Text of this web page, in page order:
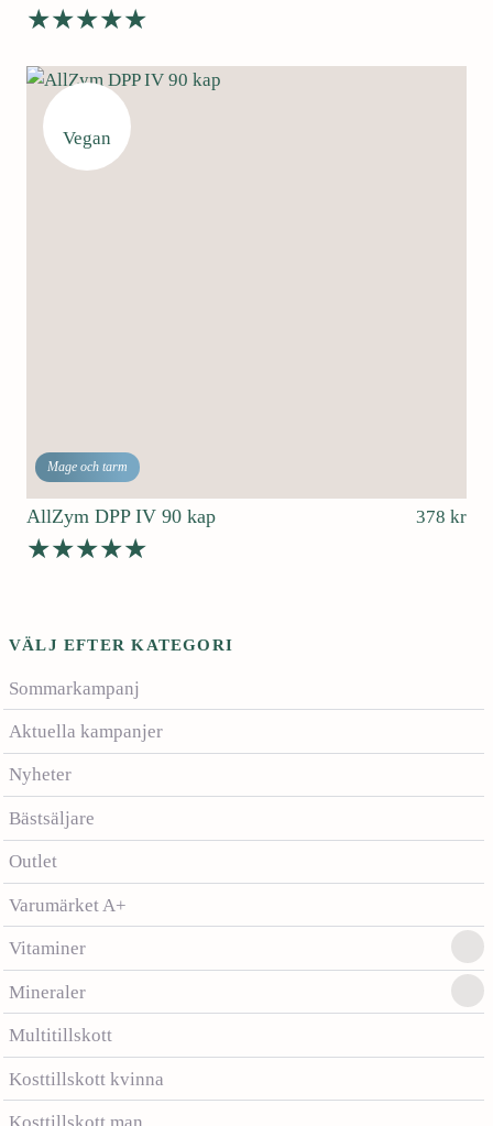
VÄLJ EFTER KATEGORI
Sommarkampanj
Aktuella kampanjer
Nyheter
Bästsäljare
Outlet
Varumärket A+
Vitaminer
Mineraler
Multitillskott
Kosttillskott kvinna
Betygsatt
4.64av 5
Mage och tarm
Vegan
AllZym DPP IV 90 kap 378 kr